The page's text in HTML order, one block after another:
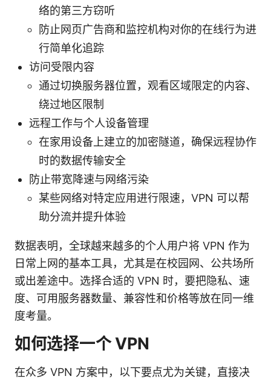
络的第三方窃听
防止网页广告商和监控机构对你的在线行为进
行简单化追踪
访问受限内容
通过切换服务器位置，观看区域限定的内容、
绕过地区限制
远程工作与个人设备管理
在家用设备上建立的加密隧道，确保远程协作
时的数据传输安全
防止带宽降速与网络污染
某些网络对特定应用进行限速，VPN 可以帮
助分流并提升体验
数据表明，全球越来越多的个人用户将 VPN 作为
日常上网的基本工具，尤其是在校园网、公共场所
或出差途中。选择合适的 VPN 时，要把隐私、速
度、可用服务器数量、兼容性和价格等放在同一维
度考量。
如何选择一个 VPN
在众多 VPN 方案中，以下要点尤为关键，直接决